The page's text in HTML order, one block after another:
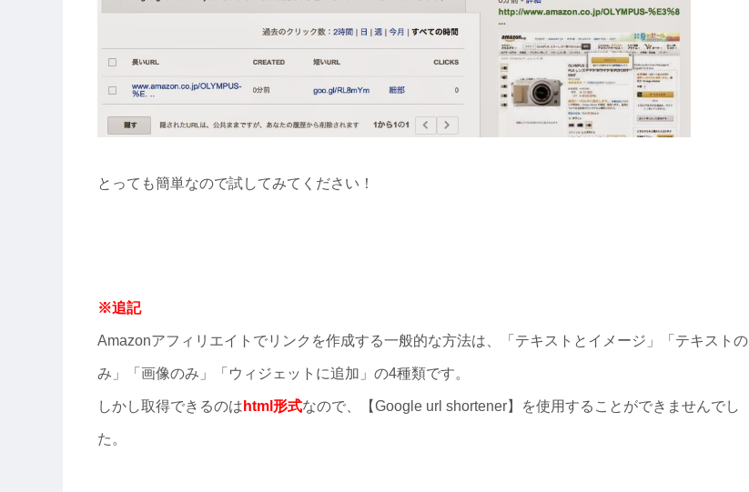
とっても簡単なので試してみてください！
※追記
Amazonアフィリエイトでリンクを作成する一般的な方法は、「テキストとイメージ」「テキストの
み」「画像のみ」「ウィジェットに追加」の4種類です。
しかし取得できるのは html形式なので、【Google url shortener】を使用することができませんでし
た。